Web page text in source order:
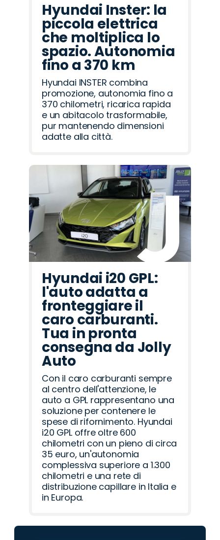
Hyundai Inster: la
piccola elettrica
che moltiplica lo
spazio. Autonomia
fino a 370 km
Hyundai INSTER combina
promozione, autonomia fino a
370 chilometri, ricarica rapida
e un abitacolo trasformabile,
pur mantenendo dimensioni
adatte alla città.
Hyundai i20 GPL:
l'auto adatta a
fronteggiare il
caro carburanti.
Tua in pronta
consegna da Jolly
Auto
Con il caro carburanti sempre
al centro dell'attenzione, le
auto a GPL rappresentano una
soluzione per contenere le
spese di rifornimento. Hyundai
i20 GPL offre oltre 600
chilometri con un pieno di circa
35 euro, un'autonomia
complessiva superiore a 1.300
chilometri e una rete di
distribuzione capillare in Italia e
in Europa.